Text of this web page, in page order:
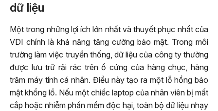
dữ liệu
Một trong những lợi ích lớn nhất và thuyết phục nhất của
VDI chính là khả năng tăng cường bảo mật. Trong môi
trường làm việc truyền thống, dữ liệu của công ty thường
được lưu trữ rải rác trên ổ cứng của hàng chục, hàng
trăm máy tính cá nhân. Điều này tạo ra một lỗ hổng bảo
mật khổng lồ. Nếu một chiếc laptop của nhân viên bị mất
cắp hoặc nhiễm phần mềm độc hại, toàn bộ dữ liệu nhạy